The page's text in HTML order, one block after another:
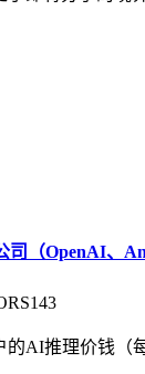
司（OpenAI、
AI推理价钱（